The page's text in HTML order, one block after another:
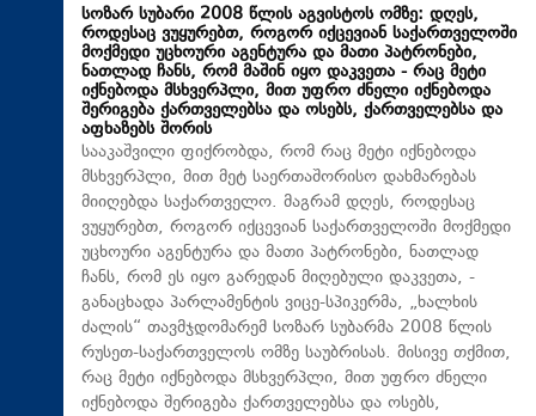
სოზარ სუბარი 2008 წლის აგვისტოს ომზე: დღეს,
როდესაც ვუყურებთ, როგორ იქცევიან საქართველოში
მოქმედი უცხოური აგენტურა და მათი პატრონები,
ნათლად ჩანს, რომ მაშინ იყო დაკვეთა - რაც მეტი
იქნებოდა მსხვერპლი, მით უფრო ძნელი იქნებოდა
შერიგება ქართველებსა და ოსებს, ქართველებსა და
აფხაზებს შორის
სააკაშვილი ფიქრობდა, რომ რაც მეტი იქნებოდა
მსხვერპლი, მით მეტ საერთაშორისო დახმარებას
მიიღებდა საქართველო. მაგრამ დღეს, როდესაც
ვუყურებთ, როგორ იქცევიან საქართველოში მოქმედი
უცხოური აგენტურა და მათი პატრონები, ნათლად
ჩანს, რომ ეს იყო გარედან მიღებული დაკვეთა, -
განაცხადა პარლამენტის ვიცე-სპიკერმა, „ხალხის
ძალის“ თავმჯდომარემ სოზარ სუბარმა 2008 წლის
რუსეთ-საქართველოს ომზე საუბრისას. მისივე თქმით,
რაც მეტი იქნებოდა მსხვერპლი, მით უფრო ძნელი
იქნებოდა შერიგება ქართველებსა და ოსებს,